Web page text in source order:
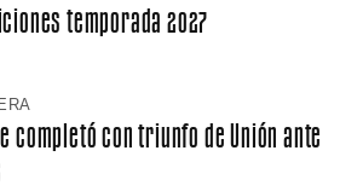
temporada 2027
completó con triunfo de Unión ante